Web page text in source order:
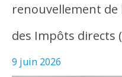
renouvellement de
des Impôts directs
9 juin 2026